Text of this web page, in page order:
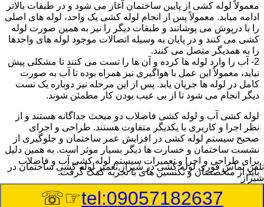
معمولاً لوله کشی از پایین ساختمان آغاز می شود و در طبقات بالاتر
ادامه میابد. معمولاً پس از انجام لوله کشی یک واحد، لوله های اصلی
را با درپوش می پوشانند و طبقات دیگر را نیز به همین صورت لوله
کشی می کنند و در پایان به وسیله اتصالات موجود لوله های واحدها
را به همدیگر متصل می کنند.
2- آب را وارد لوله ها کرده و آن ها را تست می کنند تا مشکلی پیش
نیاید، معمولاً این عمل با هواگیری نیز همراه بوده تا آب به صورت
کامل در لوله ها جریان یابد. پس از این مرحله نیز دوباره یک تست
دیگر انجام می شود تا از بی عیب بودن کار مطمئن شوند.
لوله کشی آب و لوله کشی فاضلاب دو مبحث جداگانه هستند و از
نظر اجرا و کاربری با یکدیگر متفاوت هستند. طراحی و اجرای
صحیح سیستم لوله کشی در افزایش عمر ساختمان و جلوگیری از
نشست ساختمان و خسارت ها دیگر بسیار موثر است. به همین دلیل
برای طراحی و اجرا و تعمیرات سیستم لوله کشی آب و فاضلاب
باید از متخصصان و تکنسین های با تجربه کمک گرفت.
:Published Date
تلفن تماس فوریلوله کشی در شیراز,تعمیر لوله کشی ساختمان در
شیراز
tel:09057182637
☞☏